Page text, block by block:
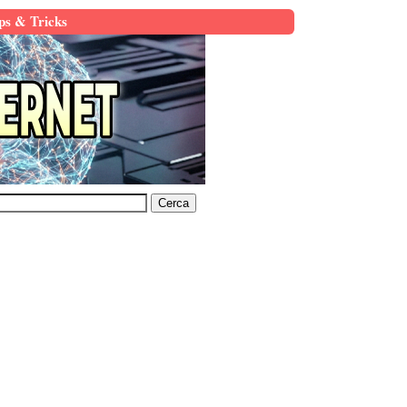
& Tricks